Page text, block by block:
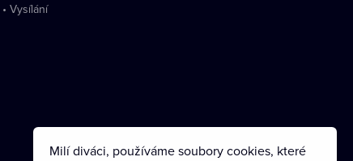
• Vysílání
Milí diváci, používáme soubory cookies, které